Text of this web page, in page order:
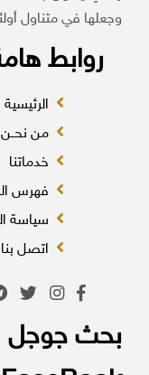
وجعلها في متناول
روابط هامة
الرئيسية
من نحــن
خدماتنا
فهرس
سياسة
اتصل بنا
بحث جوجل